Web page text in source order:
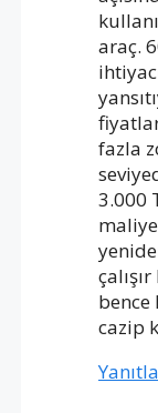
araç.
fazla
3.000
cazip
Yanıtla